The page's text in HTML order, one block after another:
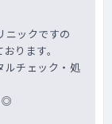
ニックですの
ります。
ルチェック・処
◎